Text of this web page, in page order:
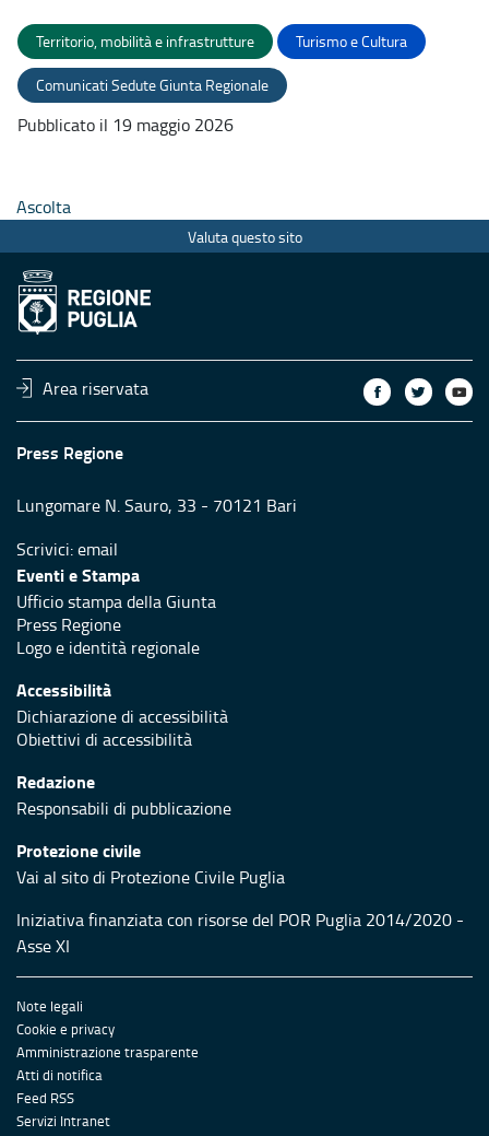
Ascolta
Valuta questo sito
Area riservata
Press Regione
Lungomare N. Sauro, 33 - 70121 Bari
Eventi e Stampa
Press Regione
Accessibilità
Dichiarazione di accessibilità
Obiettivi di accessibilità
Responsabili di pubblicazione
Protezione civile
Iniziativa finanziata con risorse del POR Puglia 2014/2020 -
Cookie e privacy
Amministrazione trasparente
Feed RSS
Servizi Intranet
© Regione Puglia